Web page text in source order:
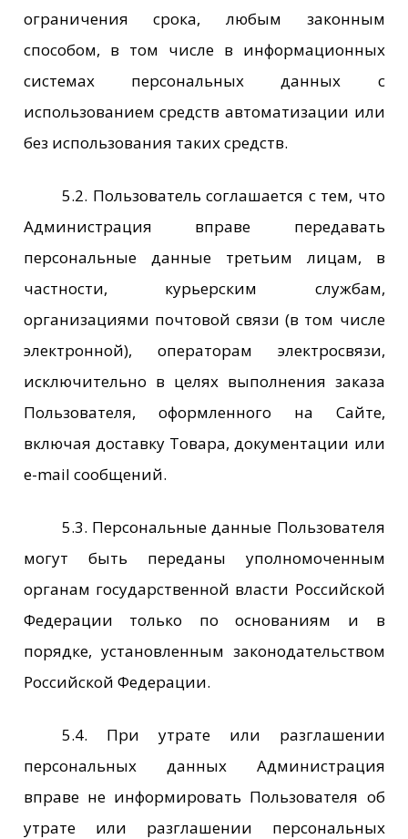
ограничения срока, любым законным
способом, в том числе в информационных
системах персональных данных с
использованием средств автоматизации или
без использования таких средств.
5.2. Пользователь соглашается с тем, что
Администрация вправе передавать
персональные данные третьим лицам, в
частности, курьерским службам,
организациями почтовой связи (в том числе
электронной), операторам электросвязи,
исключительно в целях выполнения заказа
Пользователя, оформленного на Сайте,
включая доставку Товара, документации или
e-mail сообщений.
5.3. Персональные данные Пользователя
могут быть переданы уполномоченным
органам государственной власти Российской
Федерации только по основаниям и в
порядке, установленным законодательством
Российской Федерации.
5.4. При утрате или разглашении
персональных данных Администрация
вправе не информировать Пользователя об
утрате или разглашении персональных